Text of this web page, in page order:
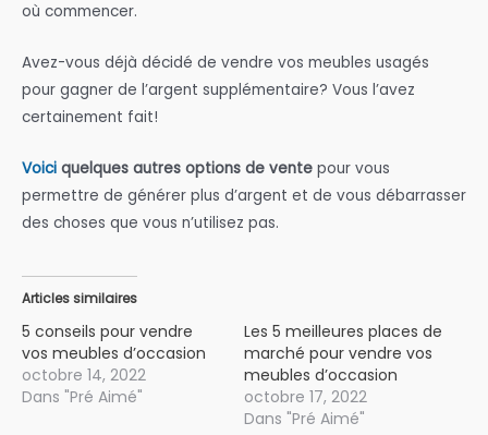
où commencer.
Avez-vous déjà décidé de vendre vos meubles usagés
pour gagner de l’argent supplémentaire? Vous l’avez
certainement fait!
Voici quelques autres options de vente pour vous
permettre de générer plus d’argent et de vous débarrasser
des choses que vous n’utilisez pas.
Articles similaires
5 conseils pour vendre
vos meubles d’occasion
octobre 14, 2022
Dans "Pré Aimé"
Les 5 meilleures places de
marché pour vendre vos
meubles d’occasion
octobre 17, 2022
Dans "Pré Aimé"